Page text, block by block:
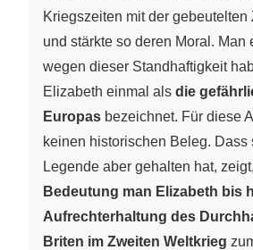
Kriegszeiten mit der
und stärkte so deren Moral. Man
wegen dieser Standhaftigkeit
Elizabeth einmal als die
Europas bezeichnet. Für diese
keinen historischen Beleg.
Legende aber gehalten hat,
Bedeutung man Elizabeth bis
Aufrechterhaltung des
Briten im Zweiten Weltkrieg